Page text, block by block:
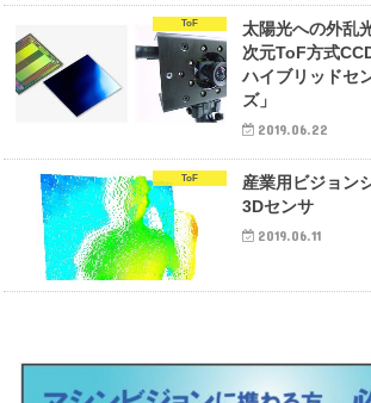
ToF
太陽光への外乱
次元ToF方式
ハイブリッドセ
ズ」
2019.06.22
ToF
産業用ビジョン
3Dセンサ
2019.06.11